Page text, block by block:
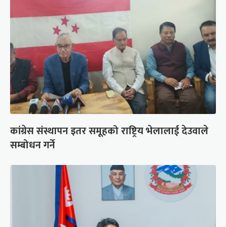
कांग्रेस संस्थापन इतर समूहको राष्ट्रिय भेलालाई देउवाले
सम्बोधन गर्ने